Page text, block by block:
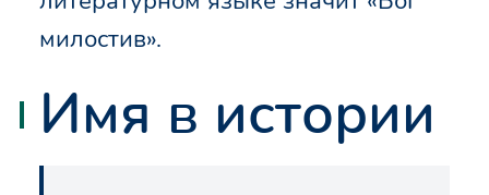
милостив».
Имя в истории